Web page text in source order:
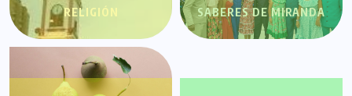
RELIGIÓN SABERES DE MIRANDA